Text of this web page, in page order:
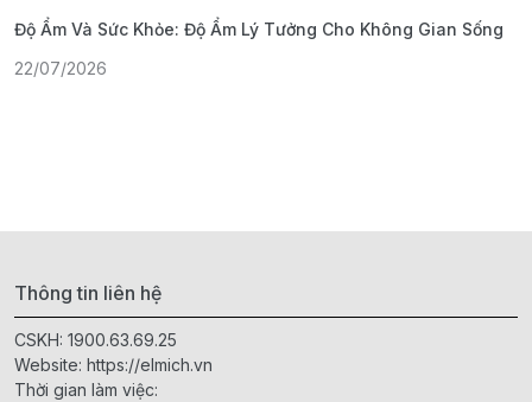
Độ Ẩm Và Sức Khỏe: Độ Ẩm Lý Tưởng Cho Không Gian Sống
22/07/2026
Thông tin liên hệ
CSKH: 1900.63.69.25
Website: https://elmich.vn
Thời gian làm việc: